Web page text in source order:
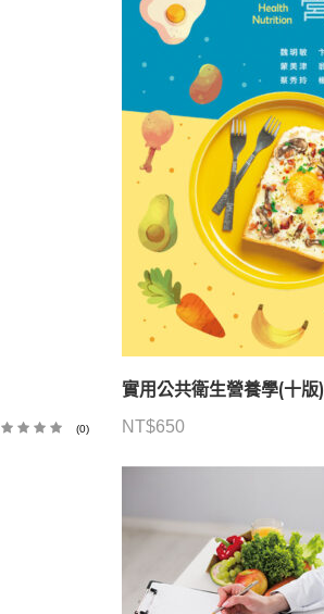
(0)
實用公共衛生營養學(十版)
NT$650